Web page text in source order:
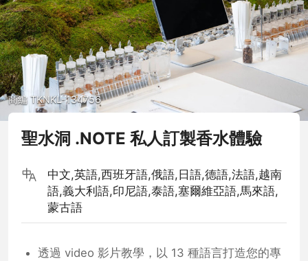
商編 TKNKL-134756
聖水洞 .NOTE 私人訂製香水體驗
中文,英語,西班牙語,俄語,日語,德語,法語,越南
語,義大利語,印尼語,泰語,塞爾維亞語,馬來語,
蒙古語
透過 video 影片教學，以 13 種語言打造您的專